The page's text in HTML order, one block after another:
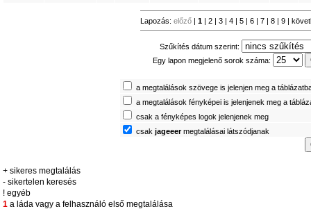
Lapozás:előző |1 | 2 | 3 | 4 | 5 | 6 | 7 | 8 | 9 |
Szűkítés dátum szerint:
Egy lapon megjelenő sorok száma:
a megtalálások szövege is jelenjen meg a
a megtalálások fényképei is jelenjenek meg a
csak a fényképes logok jelenjenek meg
csakjageeermegtalálásai látszódjanak
+ sikeres megtalálás
- sikertelen keresés
! egyéb
1 a láda vagy a felhasználó első megtalálása